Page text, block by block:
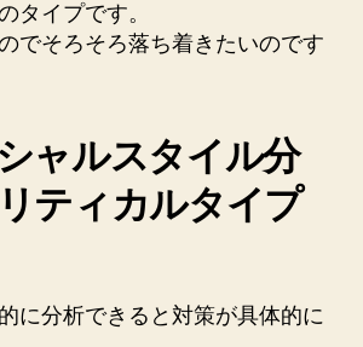
タイプです。
でそろそろ落ち着きたいのです
ャルスタイル分
ティカルタイプ
に分析できると対策が具体的に